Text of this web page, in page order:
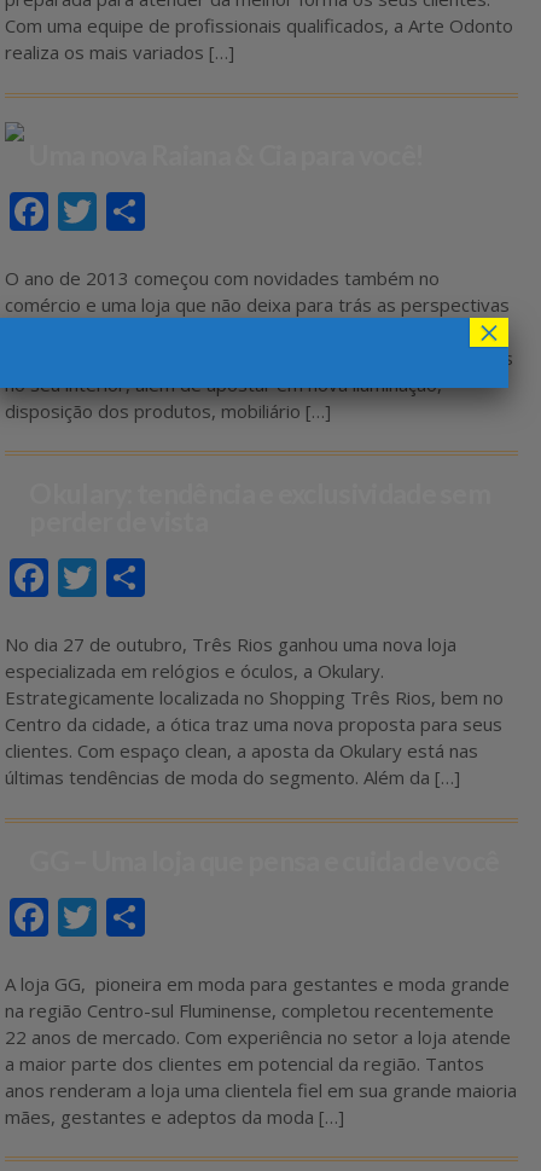
o
k
Com uma equipe de profissionais qualificados, a Arte Odonto
realiza os mais variados […]
F
ac
e
b
o
k
T
w
itt
er
ar
e
O ano de 2013 começou com novidades também no
comércio e uma loja que não deixa para trás as perspectivas
Apostando na inovação, a loja passou por diversas mudanças
no seu interior, além de apostar em nova iluminação,
disposição dos produtos, mobiliário […]
F
ac
e
b
o
o
k
T
w
itt
er
ar
e
No dia 27 de outubro, Três Rios ganhou uma nova loja
especializada em relógios e óculos, a Okulary.
Estrategicamente localizada no Shopping Três Rios, bem no
Centro da cidade, a ótica traz uma nova proposta para seus
clientes. Com espaço clean, a aposta da Okulary está nas
últimas tendências de moda do segmento. Além da […]
F
ac
e
b
o
o
k
T
w
itt
er
ar
e
A loja GG, pioneira em moda para gestantes e moda grande
na região Centro-sul Fluminense, completou recentemente
22 anos de mercado. Com experiência no setor a loja atende
a maior parte dos clientes em potencial da região. Tantos
anos renderam a loja uma clientela fiel em sua grande maioria
mães, gestantes e adeptos da moda […]
×